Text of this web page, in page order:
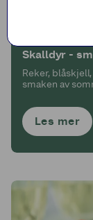
Skalldyr -
Reker,
smaken av
Les mer